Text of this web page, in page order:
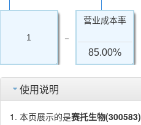
1 −
营业成本率
85.00%
使用说明
本页展示的是赛托生物(300583)